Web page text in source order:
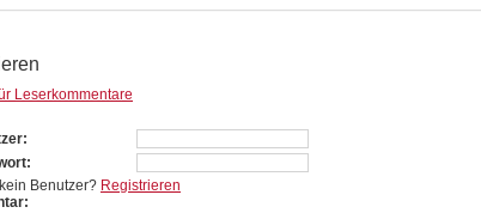
Leserkommentare
Benutzer? Registrieren